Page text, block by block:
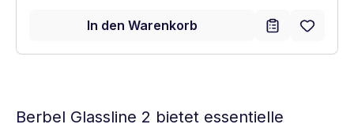
In den Warenkorb
Berbel Glassline 2 bietet essentielle